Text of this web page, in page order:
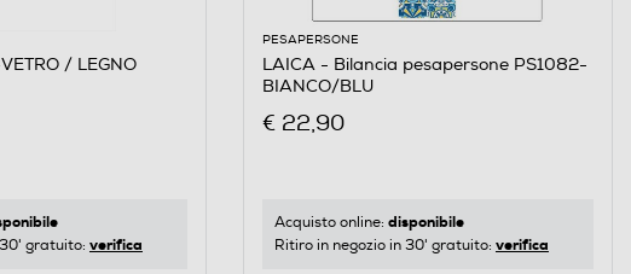
/ LEGNO
gratuito: verifica
PESAPERSONE
LAICA - Bilancia pesapersone PS1082-
BIANCO/BLU
€ 22,90
Acquisto online: disponibile
Ritiro in negozio in 30' gratuito: verifica